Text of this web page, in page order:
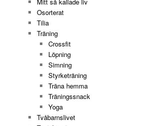
Mitt så kallade liv
Osorterat
Tilia
Träning
Crossfit
Löpning
Simning
Styrketräning
Träna hemma
Träningssnack
Yoga
Tvåbarnslivet